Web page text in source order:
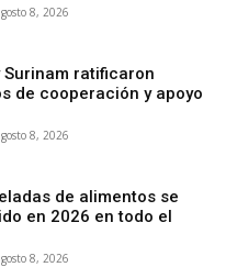
8, 2026
Surinam ratificaron
de cooperación y apoyo
8, 2026
de alimentos se
en 2026 en todo el
8, 2026